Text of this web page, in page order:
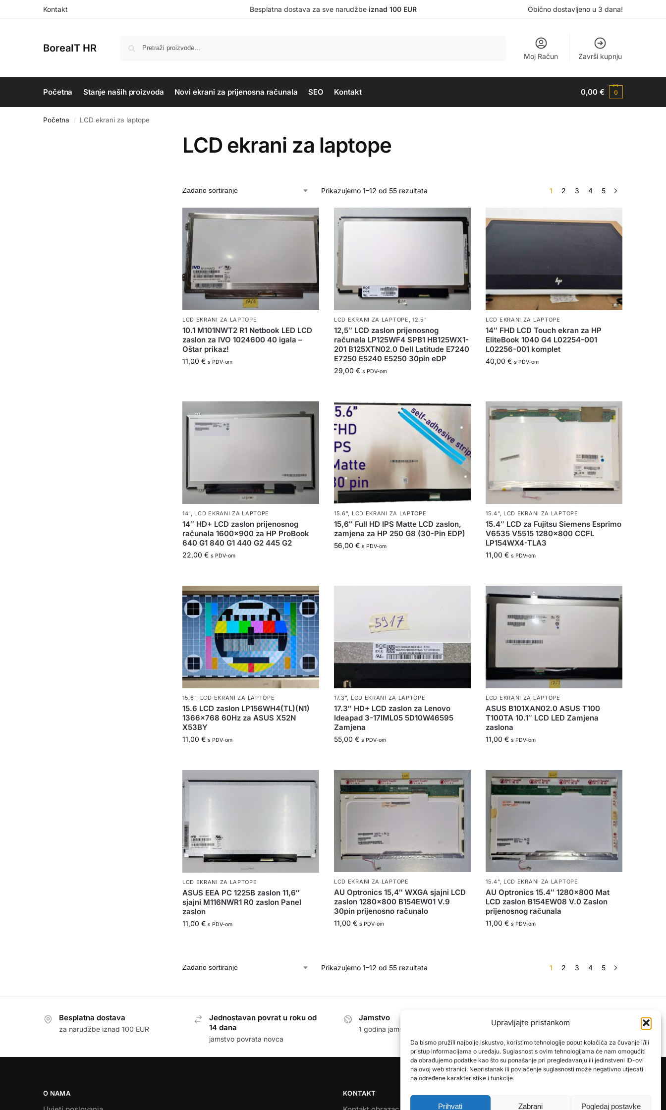
Upravljajte pristankom
Da bismo pružili najbolje iskustvo, koristimo tehnologije poput kolačića za čuvanje i/ili
pristup informacijama o uređaju. Suglasnost s ovim tehnologijama će nam omogućiti
da obrađujemo podatke kao što su ponašanje pri pregledavanju ili jedinstveni ID-ovi
na ovoj web stranici. Nepristanak ili povlačenje suglasnosti može negativno utjecati
na određene karakteristike i funkcije.
Prihvati Zabrani Pogledaj postavke
Kontakt Besplatna dostava za sve narudžbe iznad 100 EUR Obično dostavljeno u 3 dana!
BoreaIT HR
Moj Račun Završi kupnju
Početna Stanje naših proizvoda Novi ekrani za prijenosna računala SEO Kontakt 0,00€ 0
Početna / LCD ekrani za laptope
LCD ekrani za laptope
Prikazujemo 1–12 od 55 rezultata 1 2 3 4 5
LCD EKRANI ZA LAPTOPE
10.1 M101NWT2 R1 Netbook LED LCD
zaslon za IVO 1024600 40 igala –
Oštar prikaz!
11,00 € s PDV-om
LCD EKRANI ZA LAPTOPE ,12.5"
12,5″ LCD zaslon prijenosnog
računala LP125WF4 SPB1 HB125WX1-
201 B125XTN02.0 Dell Latitude E7240
E7250 E5240 E5250 30pin eDP
29,00 € s PDV-om
LCD EKRANI ZA LAPTOPE
14″ FHD LCD Touch ekran za HP
EliteBook 1040 G4 L02254-001
L02256-001 komplet
40,00€ s PDV-om
14", LCD EKRANI ZA LAPTOPE
14″ HD+ LCD zaslon prijenosnog
računala 1600×900 za HP ProBook
640 G1 840 G1 440 G2 445 G2
22,00 € s PDV-om
15.6", LCD EKRANI ZA LAPTOPE
15,6″ Full HD IPS Matte LCD zaslon,
zamjena za HP 250 G8 (30-Pin EDP)
56,00 € s PDV-om
15.4", LCD EKRANI ZA LAPTOPE
15.4″ LCD za Fujitsu Siemens Esprimo
V6535 V5515 1280×800 CCFL
LP154WX4-TLA3
11,00€ s PDV-om
15.6", LCD EKRANI ZA LAPTOPE
15.6 LCD zaslon LP156WH4(TL)(N1)
1366×768 60Hz za ASUS X52N
X53BY
11,00 € s PDV-om
17.3", LCD EKRANI ZA LAPTOPE
17.3″ HD+ LCD zaslon za Lenovo
Ideapad 3-17IML05 5D10W46595
Zamjena
55,00 € s PDV-om
LCD EKRANI ZA LAPTOPE
ASUS B101XAN02.0 ASUS T100
T100TA 10.1″ LCD LED Zamjena
zaslona
11,00€ s PDV-om
LCD EKRANI ZA LAPTOPE
ASUS EEA PC 1225B zaslon 11,6″
sjajni M116NWR1 R0 zaslon Panel
zaslon
11,00 € s PDV-om
LCD EKRANI ZA LAPTOPE
AU Optronics 15,4″ WXGA sjajni LCD
zaslon 1280×800 B154EW01 V.9
30pin prijenosno računalo
11,00 € s PDV-om
15.4", LCD EKRANI ZA LAPTOPE
AU Optronics 15.4″ 1280×800 Mat
LCD zaslon B154EW08 V.0 Zaslon
prijenosnog računala
11,00€ s PDV-om
Prikazujemo 1–12 od 55 rezultata 1 2 3 4 5
Besplatna dostava
za narudžbe iznad 100 EUR
Jednostavan povrat u roku od
14 dana
jamstvo povrata novca
Jamstvo
1 godina jamstva na sve proizvode
Sigurna kupnja zajamčena
PayPal / MasterCard / Visa
O NAMA KONTAKT